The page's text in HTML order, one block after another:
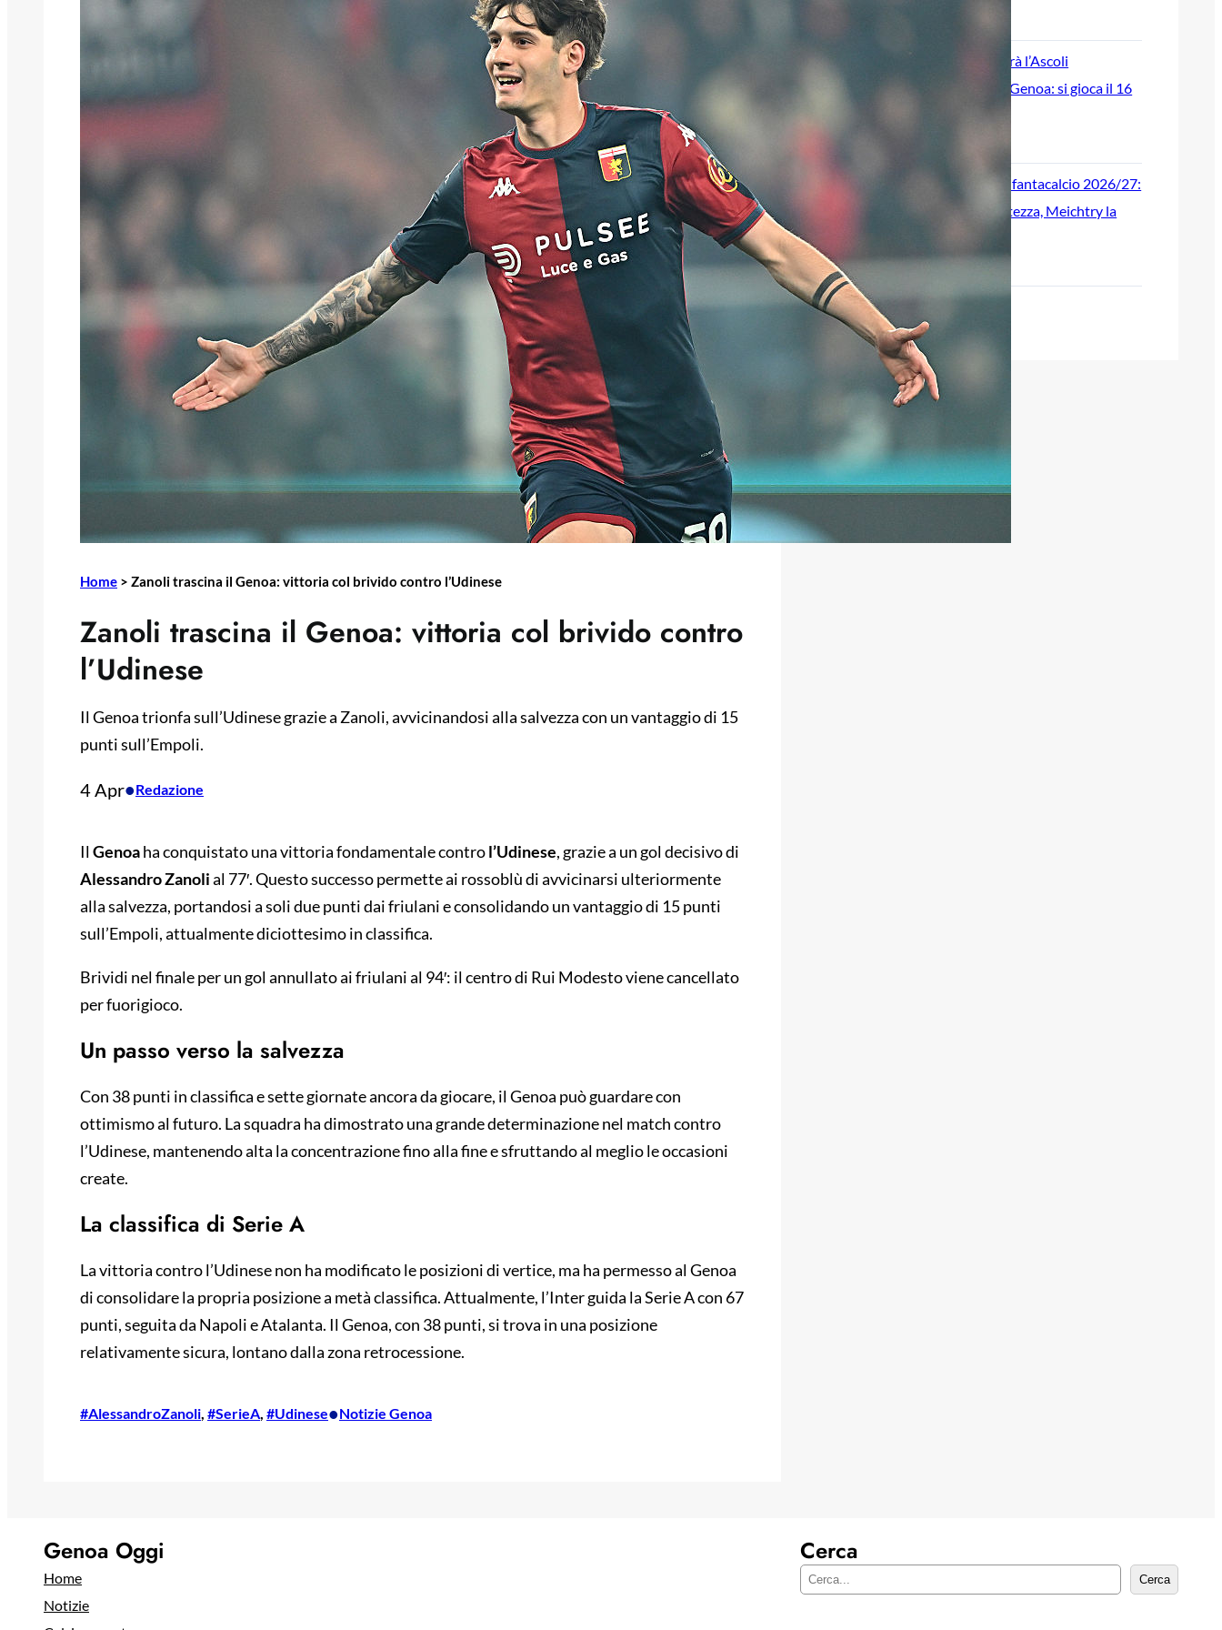
Home > Zanoli trascina il Genoa: vittoria col brivido contro l’Udinese
Zanoli trascina il Genoa: vittoria col brivido contro
l’Udinese
Il Genoa trionfa sull’Udinese grazie a Zanoli, avvicinandosi alla salvezza con un vantaggio di 15
punti sull’Empoli.
4 Apr•Redazione
IlGenoaha conquistato una vittoria fondamentale control’Udinese, grazie a un gol decisivo di
Alessandro Zanolial 77′. Questo successo permette ai rossoblù di avvicinarsi ulteriormente
alla salvezza, portandosi a soli due punti dai friulani e consolidando un vantaggio di 15 punti
sull’Empoli, attualmente diciottesimo in classifica.
Brividi nel finale per un gol annullato ai friulani al 94′: il centro di Rui Modesto viene cancellato
per fuorigioco.
Un passo verso la salvezza
Con 38 punti in classifica e sette giornate ancora da giocare, il Genoa può guardare con
ottimismo al futuro. La squadra ha dimostrato una grande determinazione nel match contro
l’Udinese, mantenendo alta la concentrazione fino alla fine e sfruttando al meglio le occasioni
create.
La classifica di Serie A
La vittoria contro l’Udinese non ha modificato le posizioni di vertice, ma ha permesso al Genoa
di consolidare la propria posizione a metà classifica. Attualmente, l’Inter guida la Serie A con 67
punti, seguita da Napoli e Atalanta. Il Genoa, con 38 punti, si trova in una posizione
relativamente sicura, lontano dalla zona retrocessione.
#AlessandroZanoli, #SerieA, #Udinese•Notizie Genoa
Coppa Italia, sarà l’Ascoli
l’avversario del Genoa: si gioca il 16
Genoa, guida al fantacalcio 2026/27:
Colombo la certezza, Meichtry la
9 Agosto 2026
Genoa Oggi
Home
Notizie
Cerca
C
Cerca